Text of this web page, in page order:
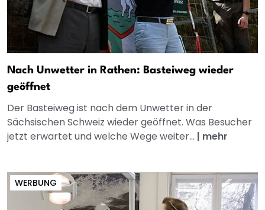
Nach Unwetter in Rathen: Basteiweg wieder
geöffnet
Der Basteiweg ist nach dem Unwetter in der
Sächsischen Schweiz wieder geöffnet. Was Besucher
jetzt erwartet und welche Wege weiter... | mehr
WERBUNG